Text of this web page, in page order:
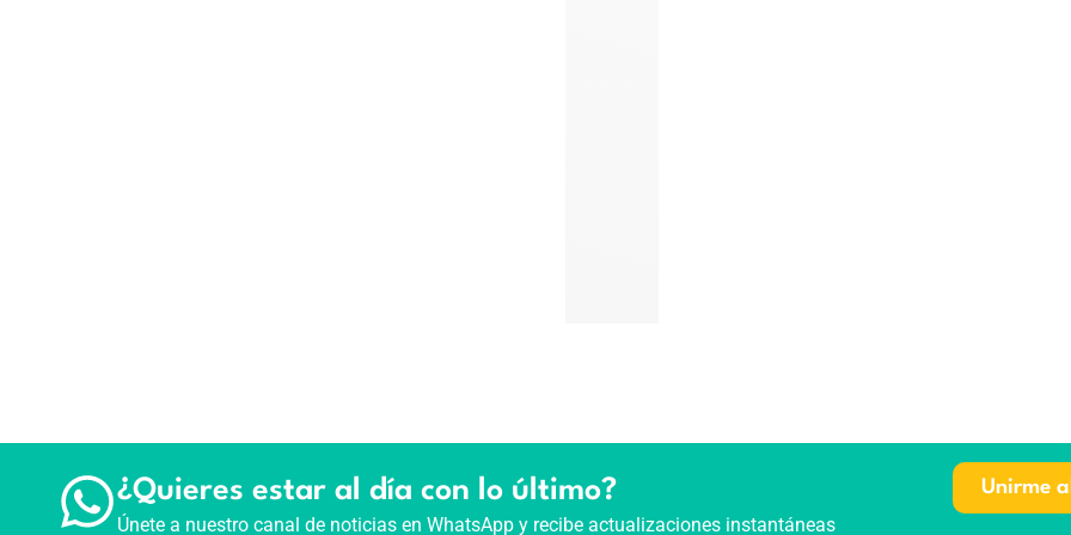
¿Quieres estar al día con lo último?
Únete a nuestro canal de noticias en WhatsApp y recibe actualizaciones instantáneas
Unirme